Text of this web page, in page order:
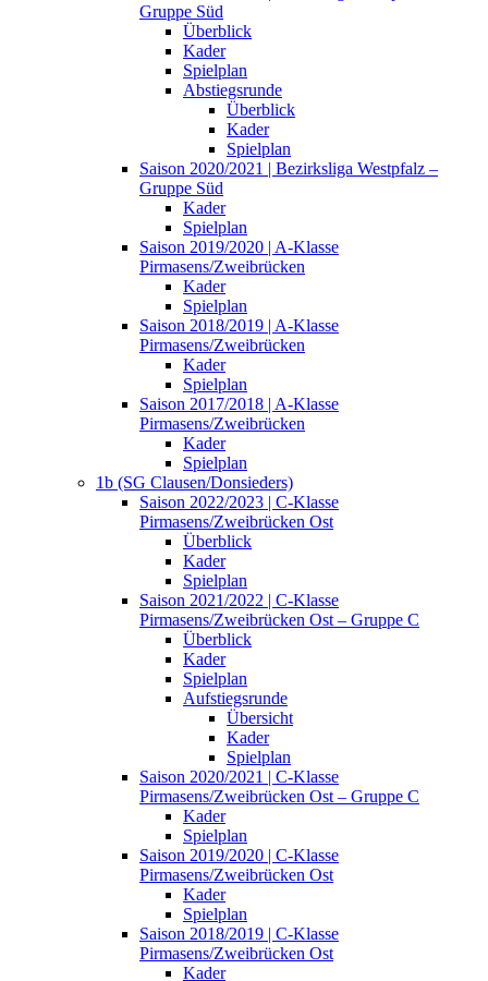
Gruppe Süd
Überblick
Kader
Spielplan
Abstiegsrunde
Überblick
Kader
Spielplan
Saison 2020/2021 | Bezirksliga Westpfalz –
Gruppe Süd
Kader
Spielplan
Saison 2019/2020 | A-Klasse
Pirmasens/Zweibrücken
Kader
Spielplan
Saison 2018/2019 | A-Klasse
Pirmasens/Zweibrücken
Kader
Spielplan
Saison 2017/2018 | A-Klasse
Pirmasens/Zweibrücken
Kader
Spielplan
1b (SG Clausen/Donsieders)
Saison 2022/2023 | C-Klasse
Pirmasens/Zweibrücken Ost
Überblick
Kader
Spielplan
Saison 2021/2022 | C-Klasse
Pirmasens/Zweibrücken Ost – Gruppe C
Überblick
Kader
Spielplan
Aufstiegsrunde
Übersicht
Kader
Spielplan
Saison 2020/2021 | C-Klasse
Pirmasens/Zweibrücken Ost – Gruppe C
Kader
Spielplan
Saison 2019/2020 | C-Klasse
Pirmasens/Zweibrücken Ost
Kader
Spielplan
Saison 2018/2019 | C-Klasse
Pirmasens/Zweibrücken Ost
Kader